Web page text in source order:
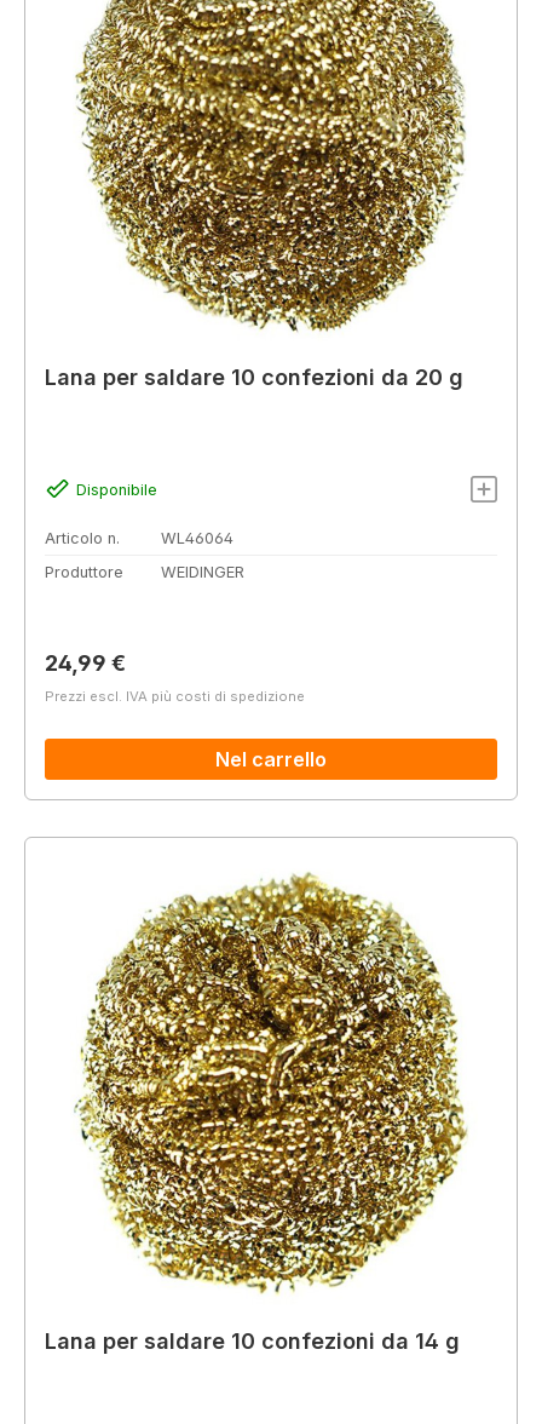
Lana per saldare 10 confezioni da 20 g
Disponibile
Articolo n.
WL46064
Produttore
WEIDINGER
Prezzo normale:
24,99 €
Prezzi escl. IVA più costi di spedizione
Nel carrello
Lana per saldare 10 confezioni da 14 g